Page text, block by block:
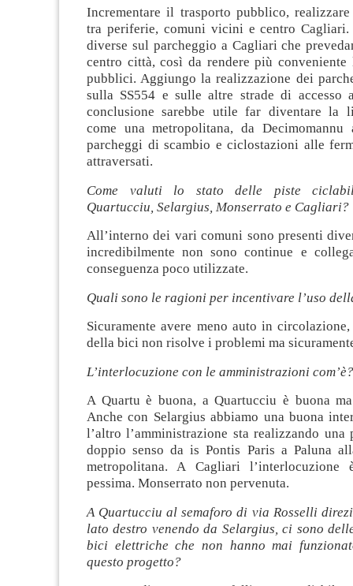
Incrementare il trasporto pubblico,
tra periferie, comuni vicini e centro
diverse sul parcheggio a Cagliari che
centro città, così da rendere più conveniente
pubblici. Aggiungo la realizzazione dei
sulla SS554 e sulle altre strade di accesso
conclusione sarebbe utile far diventare la
come una metropolitana, da
parcheggi di scambio e ciclostazioni alle
attraversati.
Come valuti lo stato delle piste
Quartucciu, Selargius, Monserrato e Cagliari?
All’interno dei vari comuni sono presenti
incredibilmente non sono continue e
conseguenza poco utilizzate.
Quali sono le ragioni per incentivare l’uso
Sicuramente avere meno auto in
della bici non risolve i problemi ma
L’interlocuzione con le amministrazioni com’è?
A Quartu è buona, a Quartucciu è buona
Anche con Selargius abbiamo una buona
l’altro l’amministrazione sta realizzando
doppio senso da is Pontis Paris a Paluna
metropolitana. A Cagliari l’interlocuzione
pessima. Monserrato non pervenuta.
A Quartucciu al semaforo di via Rosselli
lato destro venendo da Selargius, ci sono
bici elettriche che non hanno mai
questo progetto?